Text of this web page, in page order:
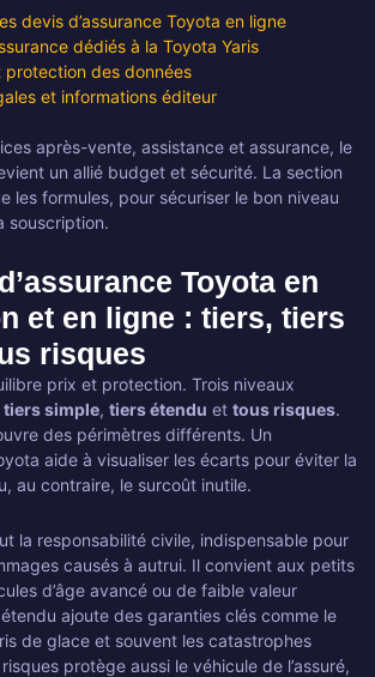
devis d’assurance Toyota en ligne
dédiés à la Toyota Yaris
protection des données
et informations éditeur
après-vente, assistance et assurance, le
un allié budget et sécurité. La section
les formules, pour sécuriser le bon niveau
souscription.
Toyota en
et en ligne : tiers, tiers
risques
prix et protection. Trois niveaux
tiers simple, tiers étendu et tous risques.
des périmètres différents. Un
aide à visualiser les écarts pour éviter la
au contraire, le surcoût inutile.
la responsabilité civile, indispensable pour
causés à autrui. Il convient aux petits
d’âge avancé ou de faible valeur
ajoute des garanties clés comme le
de glace et souvent les catastrophes
protège aussi le véhicule de l’assuré,